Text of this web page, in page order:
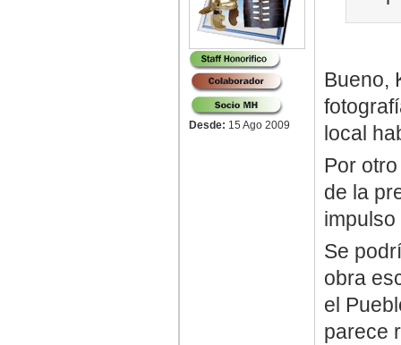
Desde: 15 Ago 2009
Bueno,
local
Por
de la
Se
obra
el
parece